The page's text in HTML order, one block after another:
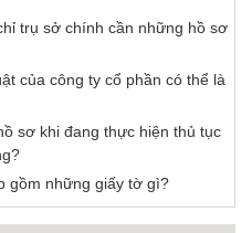
trụ sở chính cần những hồ sơ
của công ty cổ phần có thể là
sơ khi đang thực hiện thủ tục
gồm những giấy tờ gì?